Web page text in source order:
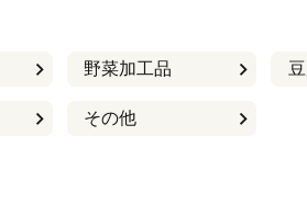
野菜加工品
その他